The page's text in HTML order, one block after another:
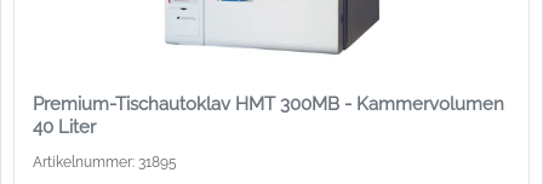
Premium-Tischautoklav HMT 300MB - Kammervolumen
40 Liter
Artikelnummer: 31895